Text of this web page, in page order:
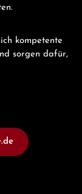
kompetente
sorgen dafür,